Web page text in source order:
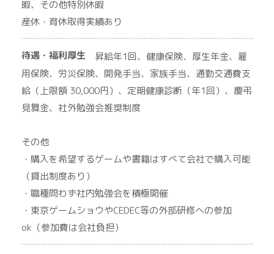
暇、その他特別休暇
産休・育休取得実績あり
待遇・福利厚生
昇給年1回、健康保険、厚生年金、雇
用保険、労災保険、開発手当、家族手当、通勤交通費支
給（上限額 30,000円）、定期健康診断（年1回）、慶弔
見舞金、社外勉強会推奨制度
その他
・購入を希望するゲームや書籍はすべて会社で購入可能
（貸出制度あり）
・職種問わず社内勉強会を積極開催
・東京ゲームショウやCEDEC等の外部研修への参加
ok（参加費は会社負担）